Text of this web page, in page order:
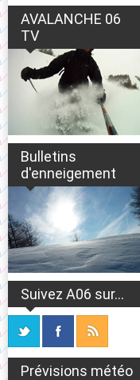
AVALANCHE 06
TV
Bulletins
d'enneigement
Suivez A06 sur...
Prévisions météo